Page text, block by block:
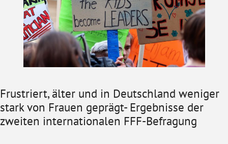
Frustriert, älter und in Deutschland weniger
stark von Frauen geprägt- Ergebnisse der
zweiten internationalen FFF-Befragung